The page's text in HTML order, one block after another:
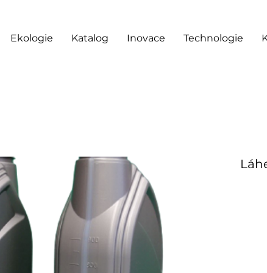
Ekologie Katalog Inovace Technologie